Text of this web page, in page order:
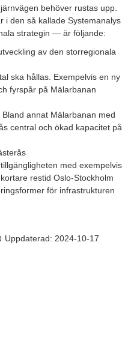
behöver rustas upp.
i den så kallade Systemanalys
strategin — är följande:
av den storregionala
ska hållas. Exempelvis en ny
fyrspår på Mälarbanan
annat Mälarbanan med
central och ökad kapacitet på
med exempelvis
restid Oslo-Stockholm
för infrastrukturen
Uppdaterad: 2024-10-17